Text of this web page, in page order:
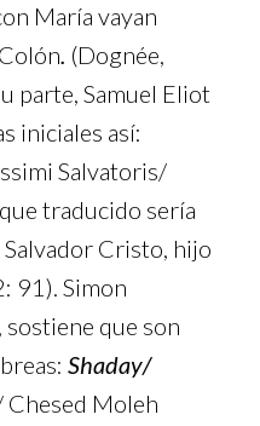
María vayan
. (Dognée,
parte, Samuel Eliot
iniciales así:
Salvatoris/
traducido sería
Cristo, hijo
91). Simon
que son
Shaday/
Chesed Moleh